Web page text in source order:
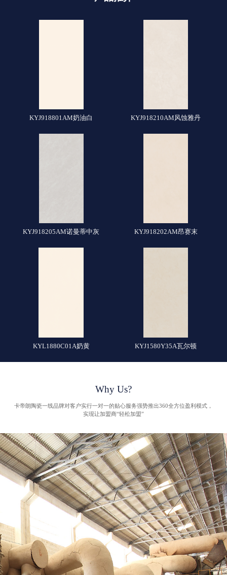
KYJ918801AM奶油白 KYJ918210AM风蚀雅丹
KYJ918205AM诺曼蒂中灰 KYJ918202AM昂赛末
KYL1880C01A奶黄 KYJ1580Y35A瓦尔顿
Why Us?
卡帝朗陶瓷一线品牌对客户实行一对一的贴心服务强势推出360全方位盈利模式，
实现让加盟商“轻松加盟”